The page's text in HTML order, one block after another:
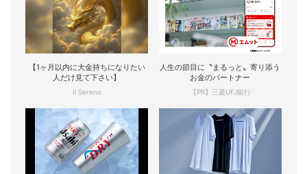
【1ヶ月以内に大金持ちになりたい
人だけ見て下さい】
Il Sereno
人生の節目に〝まるっと〟寄り添う
お金のパートナー
【PR】三菱UFJ銀行